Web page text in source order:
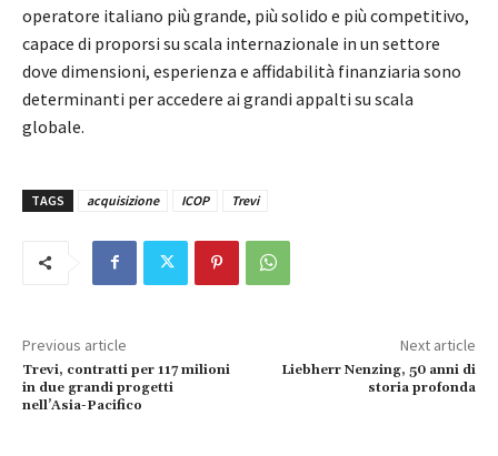
operatore italiano più grande, più solido e più competitivo,
capace di proporsi su scala internazionale in un settore
dove dimensioni, esperienza e affidabilità finanziaria sono
determinanti per accedere ai grandi appalti su scala
globale.
TAGS acquisizione ICOP Trevi
Previous article
Trevi, contratti per 117 milioni
in due grandi progetti
nell’Asia-Pacifico
Next article
Liebherr Nenzing, 50 anni di
storia profonda